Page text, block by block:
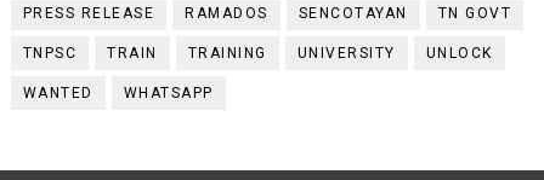
PRESS RELEASE RAMADOS SENCOTAYAN TN GOVT
TNPSC TRAIN TRAINING UNIVERSITY UNLOCK
WANTED WHATSAPP